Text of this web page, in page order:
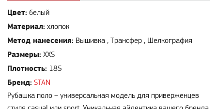
Цвет: белый
Материал: хлопок
Метод нанесения: Вышивка , Трансфер , Шелкография
Размеры: XXS
Плотность: 185
Бренд: STAN
Рубашка поло – универсальная модель для приверженцев